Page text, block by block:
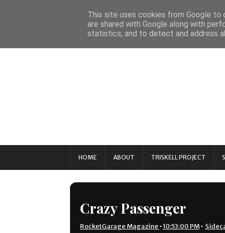
HOME ABOUT TRISKELL PROJECT
Crazy Passenger
RocketGarage Magazine •10:53:00 PM •
This site uses cookies from Google to
are shared with Google along with
statistics, and to detect and address